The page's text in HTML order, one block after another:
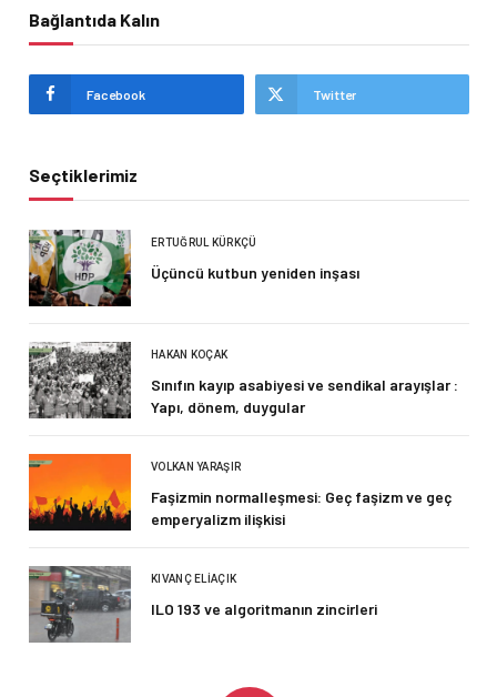
Bağlantıda Kalın
Facebook Twitter
Seçtiklerimiz
ERTUĞRUL KÜRKÇÜ
Üçüncü kutbun yeniden inşası
HAKAN KOÇAK
Sınıfın kayıp asabiyesi ve sendikal arayışlar :
Yapı, dönem, duygular
VOLKAN YARAŞIR
Faşizmin normalleşmesi: Geç faşizm ve geç
emperyalizm ilişkisi
KIVANÇ ELIAÇIK
ILO 193 ve algoritmanın zincirleri